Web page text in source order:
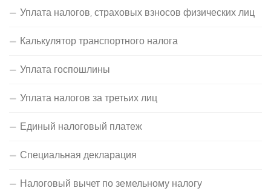
Уплата налогов, страховых взносов физических лиц
Калькулятор транспортного налога
Уплата госпошлины
Уплата налогов за третьих лиц
Единый налоговый платеж
Специальная декларация
Налоговый вычет по земельному налогу